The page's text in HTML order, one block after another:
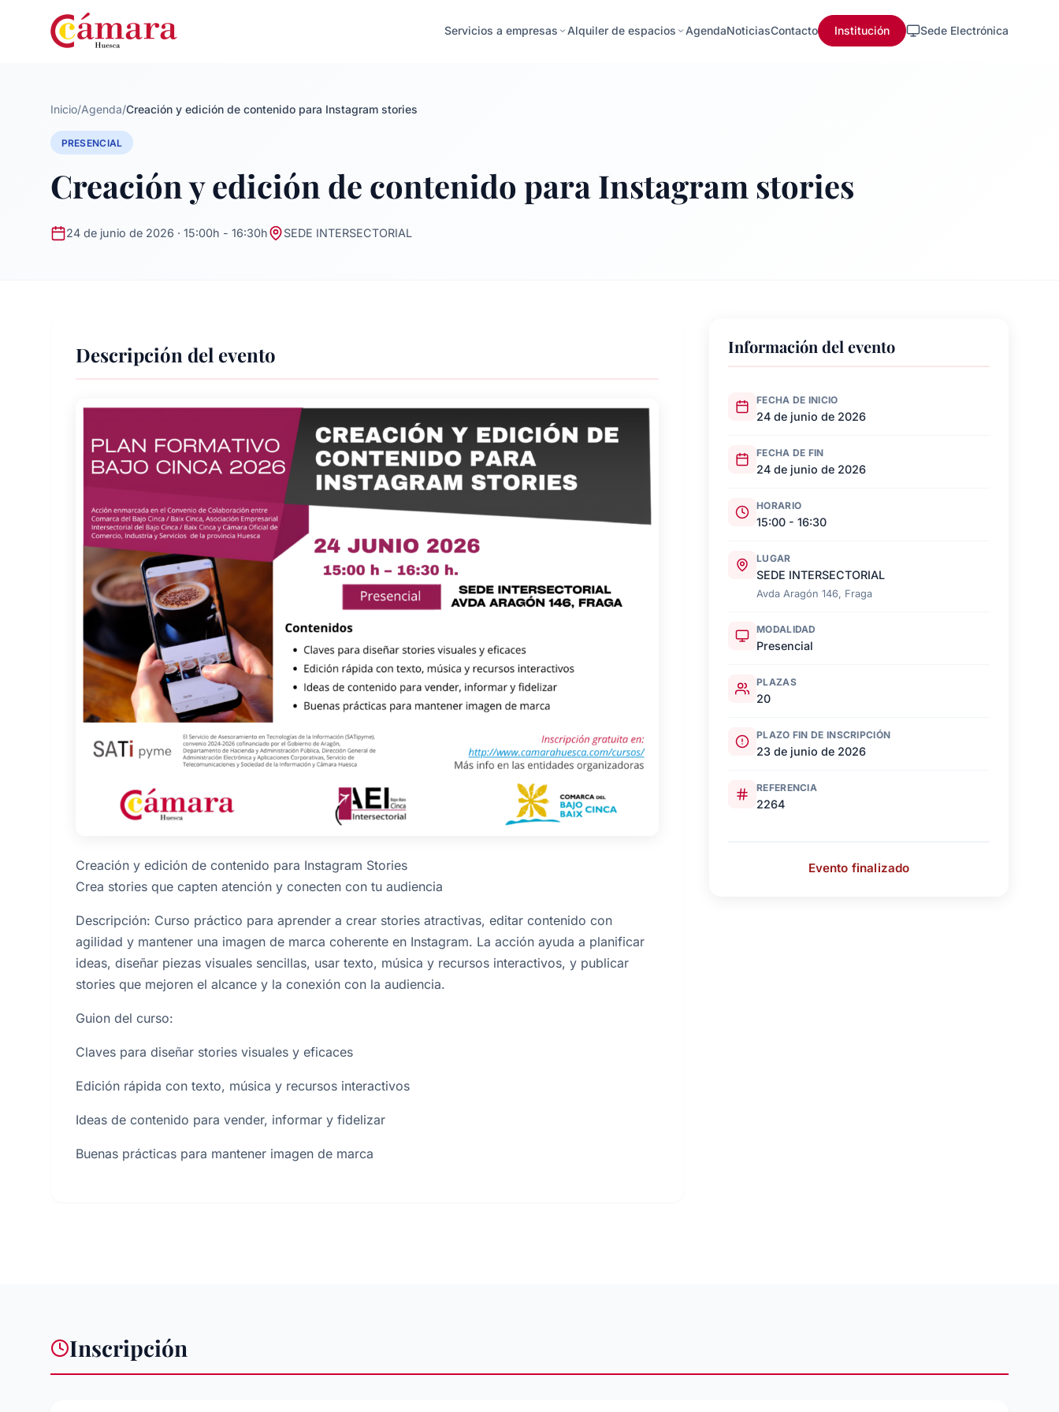
Servicios a empresas Alquiler de espacios AgendaNoticiasContacto Institución Sede Electrónica
Inicio/Agenda/Creación y edición de contenido para Instagram stories
PRESENCIAL
Creación y edición de contenido para Instagram stories
24 de junio de 2026 · 15:00h - 16:30h SEDE INTERSECTORIAL
Descripción del evento
Creación y edición de contenido para Instagram Stories
Crea stories que capten atención y conecten con tu audiencia
Descripción: Curso práctico para aprender a crear stories atractivas, editar contenido con
agilidad y mantener una imagen de marca coherente en Instagram. La acción ayuda a planificar
ideas, diseñar piezas visuales sencillas, usar texto, música y recursos interactivos, y publicar
stories que mejoren el alcance y la conexión con la audiencia.
Guion del curso:
Claves para diseñar stories visuales y eficaces
Edición rápida con texto, música y recursos interactivos
Ideas de contenido para vender, informar y fidelizar
Buenas prácticas para mantener imagen de marca
Información del evento
FECHA DE INICIO
24 de junio de 2026
FECHA DE FIN
24 de junio de 2026
HORARIO
15:00 - 16:30
LUGAR
SEDE INTERSECTORIAL
Avda Aragón 146, Fraga
MODALIDAD
Presencial
PLAZAS
20
PLAZO FIN DE INSCRIPCIÓN
23 de junio de 2026
REFERENCIA
2264
Evento finalizado
Inscripción